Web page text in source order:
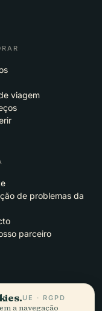
viagem
de problemas da
parceiro
UE · RGPD
a navegação